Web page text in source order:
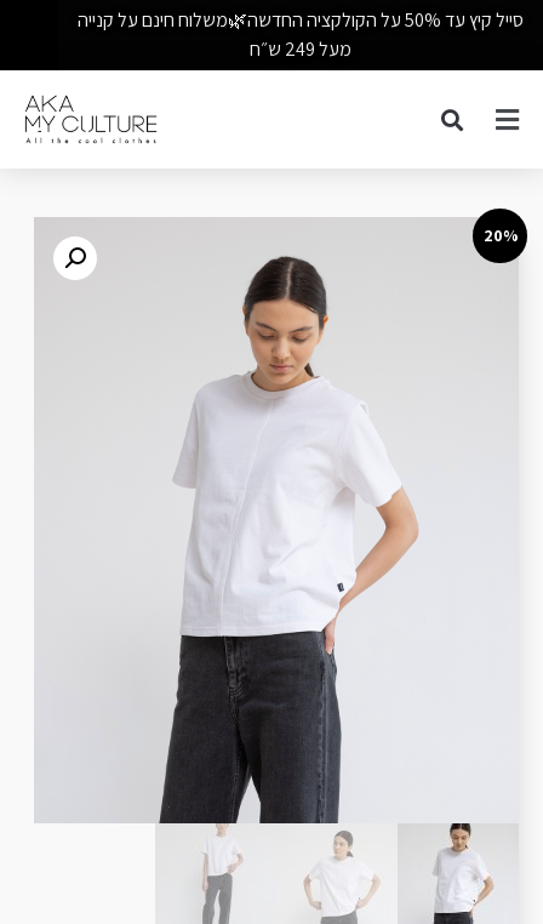
סייל קיץ עד 50% על הקולקציה החדשה🌿משלוח חינם על קנייה
מעל 249 ש״ח
20%